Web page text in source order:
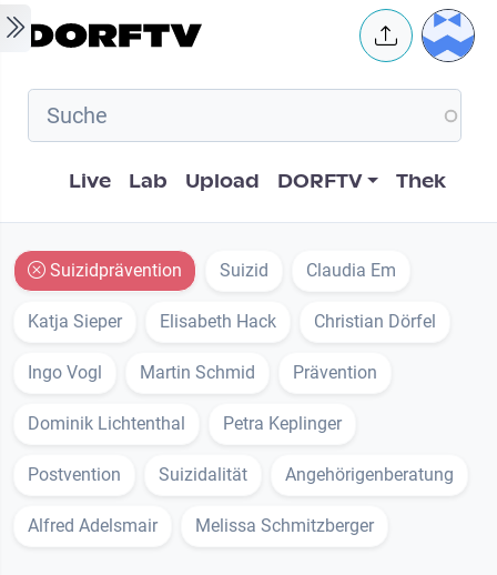
Skip to main content User
Hauptnavigation
Live Lab Upload DORFTV Thek
Suizidprävention Suizid Claudia Em
Katja Sieper Elisabeth Hack Christian Dörfel
Ingo Vogl Martin Schmid Prävention
Dominik Lichtenthal Petra Keplinger
Postvention Suizidalität Angehörigenberatung
Alfred Adelsmair Melissa Schmitzberger